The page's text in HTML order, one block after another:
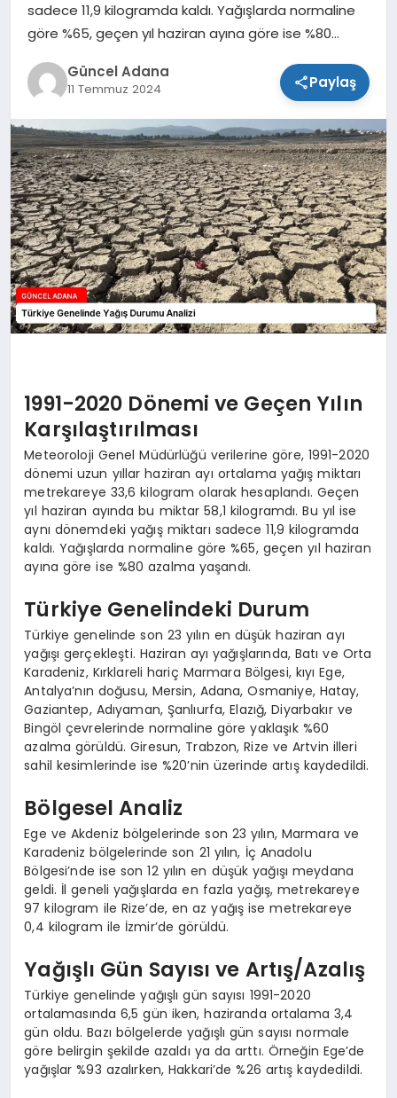
sadece 11,9 kilogramda kaldı. Yağışlarda normaline
göre %65, geçen yıl haziran ayına göre ise %80…
Güncel Adana
11 Temmuz 2024 Paylaş
1991-2020 Dönemi ve Geçen Yılın
Karşılaştırılması
Meteoroloji Genel Müdürlüğü verilerine göre, 1991-2020
dönemi uzun yıllar haziran ayı ortalama yağış miktarı
metrekareye 33,6 kilogram olarak hesaplandı. Geçen
yıl haziran ayında bu miktar 58,1 kilogramdı. Bu yıl ise
aynı dönemdeki yağış miktarı sadece 11,9 kilogramda
kaldı. Yağışlarda normaline göre %65, geçen yıl haziran
ayına göre ise %80 azalma yaşandı.
Türkiye Genelindeki Durum
Türkiye genelinde son 23 yılın en düşük haziran ayı
yağışı gerçekleşti. Haziran ayı yağışlarında, Batı ve Orta
Karadeniz, Kırklareli hariç Marmara Bölgesi, kıyı Ege,
Antalya’nın doğusu, Mersin, Adana, Osmaniye, Hatay,
Gaziantep, Adıyaman, Şanlıurfa, Elazığ, Diyarbakır ve
Bingöl çevrelerinde normaline göre yaklaşık %60
azalma görüldü. Giresun, Trabzon, Rize ve Artvin illeri
sahil kesimlerinde ise %20’nin üzerinde artış kaydedildi.
Bölgesel Analiz
Ege ve Akdeniz bölgelerinde son 23 yılın, Marmara ve
Karadeniz bölgelerinde son 21 yılın, İç Anadolu
Bölgesi’nde ise son 12 yılın en düşük yağışı meydana
geldi. İl geneli yağışlarda en fazla yağış, metrekareye
97 kilogram ile Rize’de, en az yağış ise metrekareye
0,4 kilogram ile İzmir’de görüldü.
Yağışlı Gün Sayısı ve Artış/Azalış
Türkiye genelinde yağışlı gün sayısı 1991-2020
ortalamasında 6,5 gün iken, haziranda ortalama 3,4
gün oldu. Bazı bölgelerde yağışlı gün sayısı normale
göre belirgin şekilde azaldı ya da arttı. Örneğin Ege’de
yağışlar %93 azalırken, Hakkari’de %26 artış kaydedildi.